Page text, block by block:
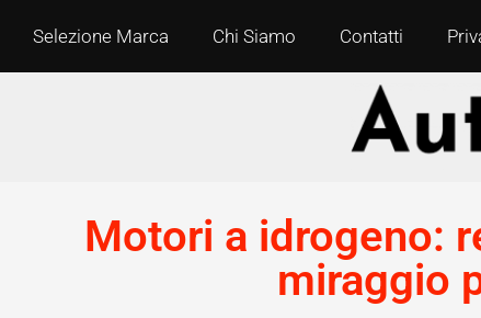
Selezione Marca Chi Siamo Contatti
Motori a idrogeno:
miraggio